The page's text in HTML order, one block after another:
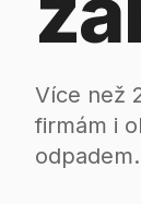
Více než
firmám i
odpadem.